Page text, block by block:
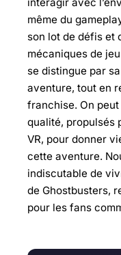
même du
son lot de défis et
mécaniques de
se distingue par
aventure, tout en
franchise. On
qualité, propulsés
VR, pour donner
cette aventure.
indiscutable de
de Ghostbusters,
pour les fans